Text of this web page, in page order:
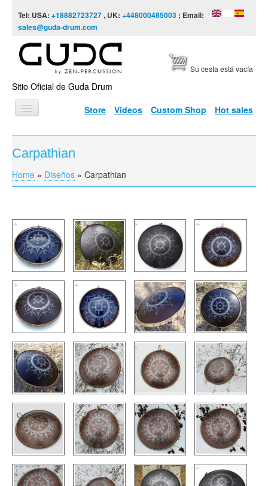
Tel: USA: +18882723727, UK: +448000485003 ; Email:
sales@guda-drum.com
Sitio Oficial de Guda Drum
Su cesta está vacía
Store Videos Custom Shop Hot sales
INICIO
TIPOS DE GUDA
DISEÑOS
INFORMACIÓN
VÍDEOS
TIENDA
PEDIDO
VENTAS
CONTÁCTENOS
Carpathian
You are here
Home » Diseños » Carpathian